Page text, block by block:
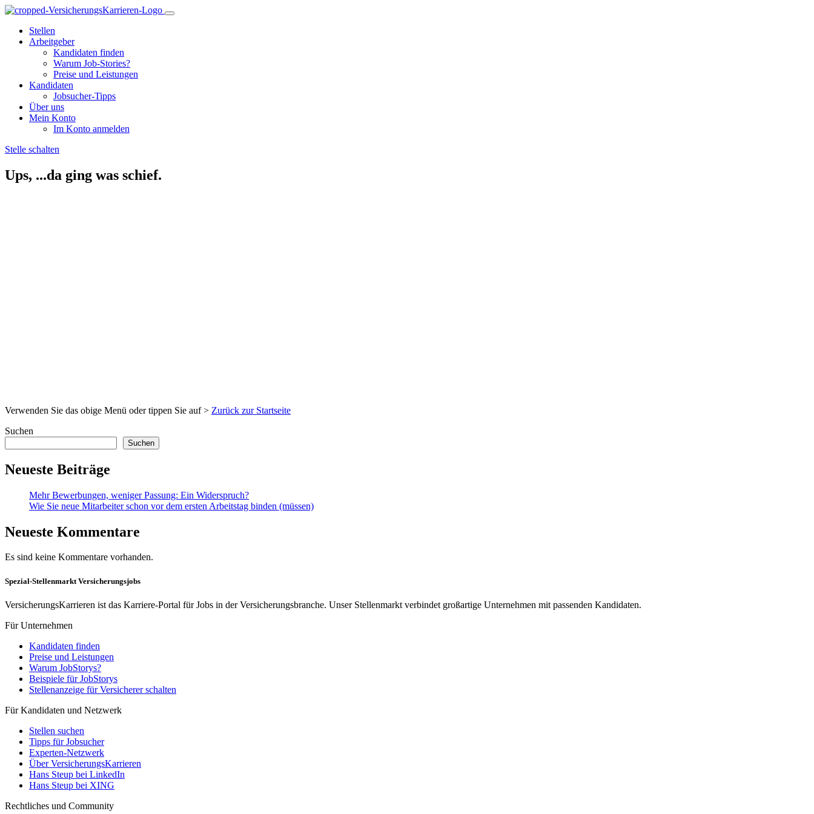
Stellen
Arbeitgeber
Kandidaten finden
Warum Job-Stories?
Preise und Leistungen
Kandidaten
Jobsucher-Tipps
Über uns
Mein Konto
Im Konto anmelden
Stelle schalten
Ups, ...da ging was schief.
Verwenden Sie das obige Menü oder tippen Sie auf > Zurück zur Startseite
Suchen
Suchen
Neueste Beiträge
Mehr Bewerbungen, weniger Passung: Ein Widerspruch?
Wie Sie neue Mitarbeiter schon vor dem ersten Arbeitstag binden (müssen)
Neueste Kommentare
Es sind keine Kommentare vorhanden.
Spezial-Stellenmarkt Versicherungsjobs
VersicherungsKarrieren ist das Karriere-Portal für Jobs in der Versicherungsbranche. Unser Stellenmarkt verbindet großartige Unternehmen mit passenden Kandidaten.
Für Unternehmen
Kandidaten finden
Preise und Leistungen
Warum JobStorys?
Beispiele für JobStorys
Stellenanzeige für Versicherer schalten
Für Kandidaten und Netzwerk
Stellen suchen
Tipps für Jobsucher
Experten-Netzwerk
Über VersicherungsKarrieren
Hans Steup bei LinkedIn
Hans Steup bei XING
Rechtliches und Community